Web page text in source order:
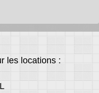
les locations :